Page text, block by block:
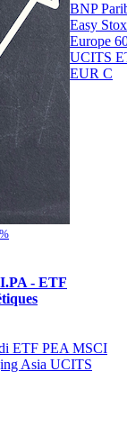
BNP
Easy
Europe
UCITS
EUR C
- ETF
ETF PEA MSCI
Asia UCITS